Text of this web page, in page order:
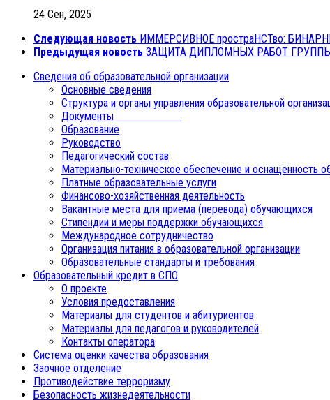
24 Сен, 2025
Следующая новость ИММЕРСИВНОЕ простраНСТво:
Предыдущая новость ЗАЩИТА ДИПЛОМНЫХ РАБОТ ГРУППЫ
Сведения об образовательной организации
Основные сведения
Структура и органы управления образовательной
Документы
Образование
Руководство
Педагогический состав
Материально-техническое обеспечение и оснащенность
Платные образовательные услуги
Финансово-хозяйственная деятельность
Вакантные места для приема (перевода) обучающихся
Стипендии и меры поддержки обучающихся
Международное сотрудничество
Организация питания в образовательной организации
Образовательные стандарты и требования
Образовательный кредит в СПО
О проекте
Условия предоставления
Материалы для студентов и абитуриентов
Материалы для педагогов и руководителей
Контакты оператора
Система оценки качества образования
Заочное отделение
Противодействие терроризму
Безопасность жизнедеятельности